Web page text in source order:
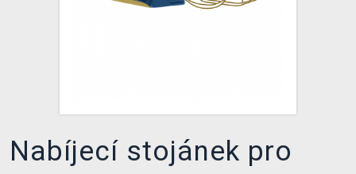
Nabíjecí stojánek pro